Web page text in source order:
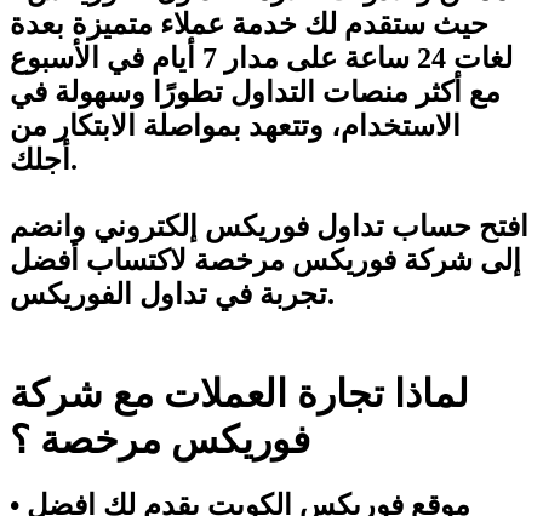
حيث ستقدم لك خدمة عملاء متميزة بعدة
لغات 24 ساعة على مدار 7 أيام في الأسبوع
مع أكثر منصات التداول تطورًا وسهولة في
الاستخدام، وتتعهد بمواصلة الابتكار من
أجلك.
افتح حساب تداول فوريكس إلكتروني وانضم
إلى شركة فوريكس مرخصة لاكتساب أفضل
تجربة في تداول الفوريكس.
لماذا تجارة العملات مع شركة
فوريكس مرخصة ؟
• موقع فوريكس الكويت يقدم لك افضل